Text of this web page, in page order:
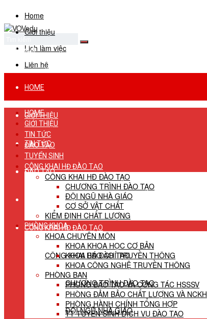
Home
Giới thiệu
Lịch làm việc
Liên hệ
No Result
View All Result
HOME
GIỚI THIỆU
TIN TỨC
ĐÀO TẠO
TUYỂN SINH
CÔNG KHAI HĐ ĐÀO TẠO
CÔNG KHAI HĐ ĐÀO TẠO
CHƯƠNG TRÌNH ĐÀO TẠO
ĐỘI NGŨ NHÀ GIÁO
HOME
GIỚI THIỆU
TIN TỨC
ĐÀO TẠO
TUYỂN SINH
CÔNG KHAI HĐ ĐÀO TẠO
CÔNG KHAI HĐ ĐÀO TẠO
CHƯƠNG TRÌNH ĐÀO TẠO
ĐỘI NGŨ NHÀ GIÁO
CƠ SỞ VẬT CHẤT
KIỂM ĐỊNH CHẤT LƯỢNG
PHÒNG KHOA
KHOA CHUYÊN MÔN
KHOA KHOA HỌC CƠ BẢN
KHOA BÁO CHÍ TRUYỀN THÔNG
KHOA CÔNG NGHỆ TRUYỀN THÔNG
PHÒNG BAN
PHÒNG ĐÀO TẠO VÀ CÔNG TÁC HSSSV
PHÒNG ĐẢM BẢO CHẤT LƯỢNG VÀ NCKH
PHÒNG HÀNH CHÍNH TỔNG HỢP
TT TUYỂN SINH DỊCH VỤ ĐÀO TẠO